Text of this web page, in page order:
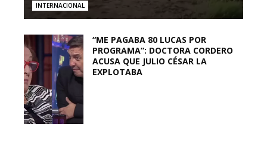
INTERNACIONAL
“ME PAGABA 80 LUCAS POR
PROGRAMA”: DOCTORA CORDERO
ACUSA QUE JULIO CÉSAR LA
EXPLOTABA